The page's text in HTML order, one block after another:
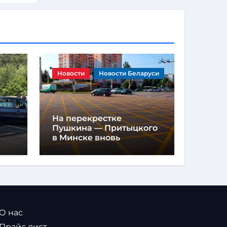
Новости Новости Беларуси
На перекрестке
Пушкина — Притыцкого
в Минске вновь
появилась «вафельная»
разметка
нас